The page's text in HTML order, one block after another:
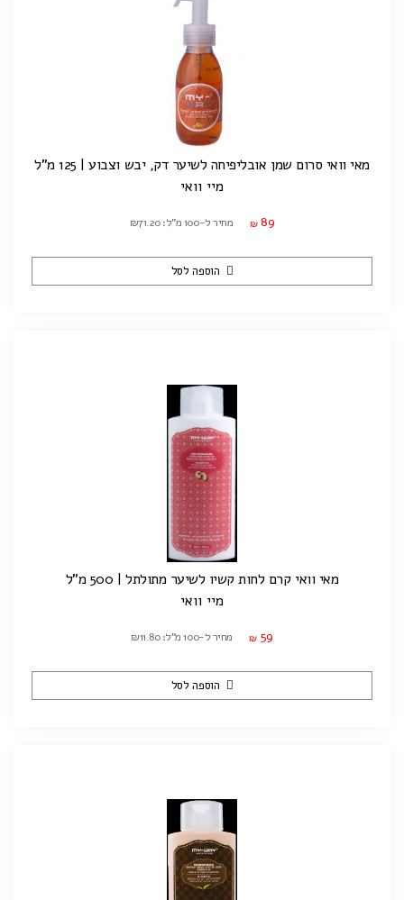
מאי וואי סרום שמן אובליפיחה לשיער דק, יבש וצבוע | 125 מ"ל
מיי וואי
₪ 89 מחיר ל-100 מ"ל: ₪71.20
הוספה לסל
מאי וואי קרם לחות קשיו לשיער מתולתל | 500 מ"ל
מיי וואי
₪ 59 מחיר ל-100 מ"ל: ₪11.80
הוספה לסל